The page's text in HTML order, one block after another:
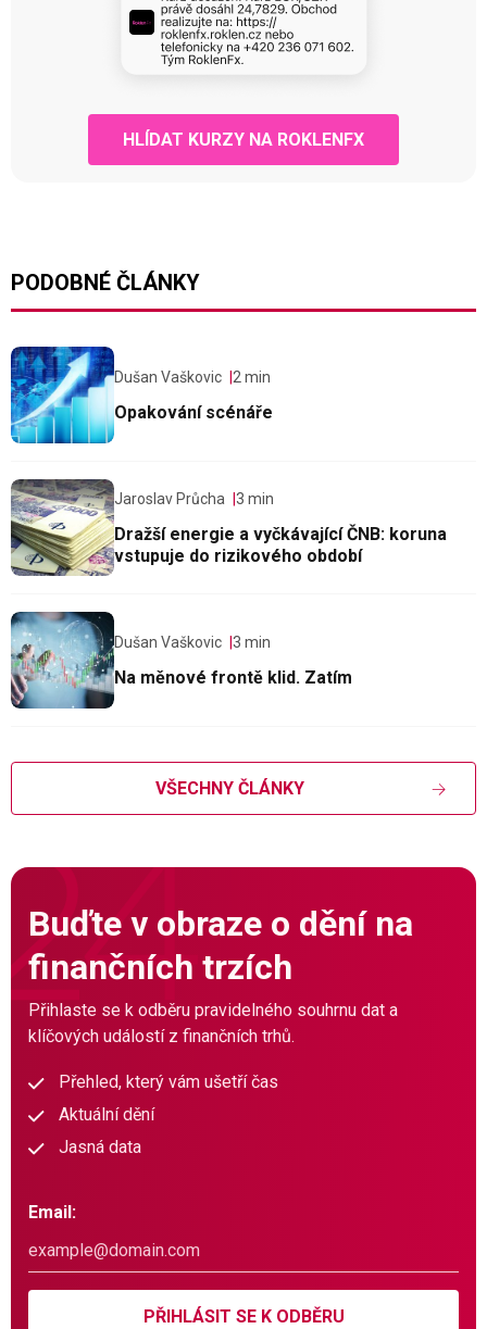
HLÍDAT KURZY NA ROKLENFX
PODOBNÉ ČLÁNKY
Dušan Vaškovic 2 min
Opakování scénáře
Jaroslav Průcha 3 min
Dražší energie a vyčkávající ČNB: koruna
vstupuje do rizikového období
Dušan Vaškovic 3 min
Na měnové frontě klid. Zatím
VŠECHNY ČLÁNKY
Buďte v obraze o dění na
finančních trzích
Přihlaste se k odběru pravidelného souhrnu dat a
klíčových událostí z finančních trhů.
Přehled, který vám ušetří čas
Aktuální dění
Jasná data
Email:
PŘIHLÁSIT SE K ODBĚRU